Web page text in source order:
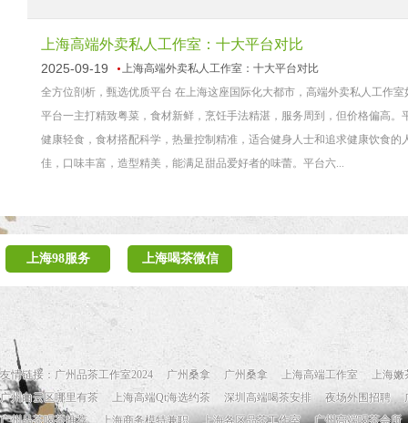
上海高端外卖私人工作室：十大平台对比
2025-09-19
上海高端外卖私人工作室：十大平台对比
全方位剖析，甄选优质平台 在上海这座国际化大都市，高端外卖私人工作
平台一主打精致粤菜，食材新鲜，烹饪手法精湛，服务周到，但价格偏高
健康轻食，食材搭配科学，热量控制精准，适合健身人士和追求健康饮食
佳，口味丰富，造型精美，能满足甜品爱好者的味蕾。平台六...
上海98服务 上海喝茶微信
友情链接： 广州品茶工作室2024 广州桑拿 广州桑拿 上海高端工作室
上海
广州白云区哪里有茶
上海高端Qt海选约茶 深圳高端喝茶安排 夜场外围招聘
广州品茶喝茶推荐
上海商务模特兼职 上海各区品茶工作室 广州高端喝茶会所